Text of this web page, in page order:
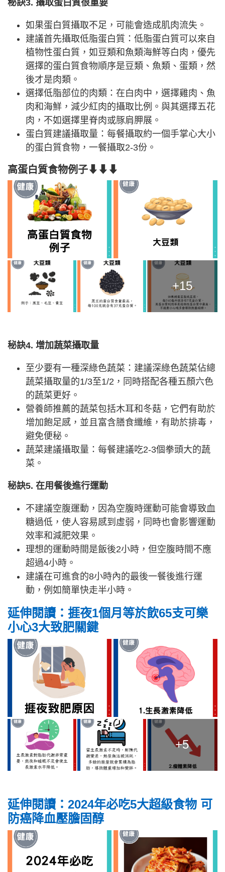
秘訣3. 攝取蛋白質很重要
如果蛋白質攝取不足，可能會造成肌肉流失。
建議首先攝取低脂蛋白質：低脂蛋白質可以來自
植物性蛋白質，如豆類和魚類海鮮等白肉，優先
選擇的蛋白質食物順序是豆類、魚類、蛋類，然
後才是肉類。
選擇低脂部位的肉類：在白肉中，選擇雞肉、魚
肉和海鮮，減少紅肉的攝取比例。與其選擇五花
肉，不如選擇里脊肉或豚肩胛展。
蛋白質建議攝取量：每餐攝取約一個手掌心大小
的蛋白質食物，一餐攝取2-3份。
高蛋白質食物例子⬇⬇⬇
+15
秘訣4. 增加蔬菜攝取量
至少要有一種深綠色蔬菜：建議深綠色蔬菜佔總
蔬菜攝取量的1/3至1/2，同時搭配各種五顏六色
的蔬菜更好。
營養師推薦的蔬菜包括木耳和冬菇，它們有助於
增加飽足感，並且富含膳食纖維，有助於排毒，
避免便秘。
蔬菜建議攝取量：每餐建議吃2-3個拳頭大的蔬
菜。
秘訣5. 在用餐後進行運動
不建議空腹運動，因為空腹時運動可能會導致血
糖過低，使人容易感到虛弱，同時也會影響運動
效率和減肥效果。
理想的運動時間是飯後2小時，但空腹時間不應
超過4小時。
建議在可進食的8小時內的最後一餐後進行運
動，例如簡單快走半小時。
延伸閱讀：捱夜1個月等於飲65支可樂
小心3大致肥關鍵
+5
延伸閱讀：2024年必吃5大超級食物 可
防癌降血壓膽固醇